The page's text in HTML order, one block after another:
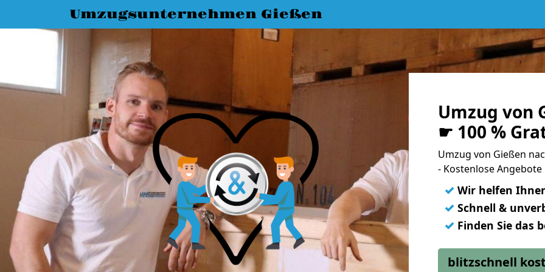
Umzugsunternehmen Gießen
Umzug von
☛ 100 %
Umzug von Gießen
- Kostenlose
✓ Wir helfen
✓ Schnell &
✓ Finden Sie das
blitzschnell